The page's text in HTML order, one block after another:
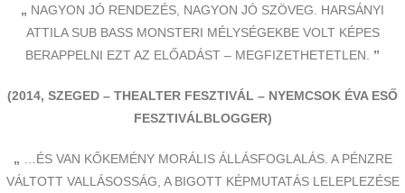
„ NAGYON JÓ RENDEZÉS, NAGYON JÓ SZÖVEG. HARSÁNYI
ATTILA SUB BASS MONSTERI MÉLYSÉGEKBE VOLT KÉPES
BERAPPELNI EZT AZ ELŐADÁST – MEGFIZETHETETLEN. ”
(2014, SZEGED – THEALTER FESZTIVÁL – NYEMCSOK ÉVA ESŐ
FESZTIVÁLBLOGGER)
„
…ÉS VAN KŐKEMÉNY MORÁLIS ÁLLÁSFOGLALÁS. A PÉNZRE
VÁLTOTT VALLÁSOSSÁG, A BIGOTT KÉPMUTATÁS LELEPLEZÉSE